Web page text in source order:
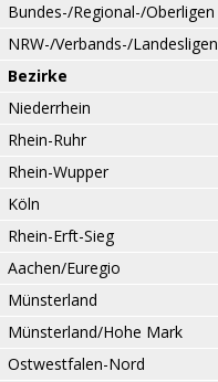
Bundes-/Regional-/Oberligen
NRW-/Verbands-/Landesligen
Bezirke
Niederrhein
Rhein-Ruhr
Rhein-Wupper
Köln
Rhein-Erft-Sieg
Aachen/Euregio
Münsterland
Münsterland/Hohe Mark
Ostwestfalen-Nord